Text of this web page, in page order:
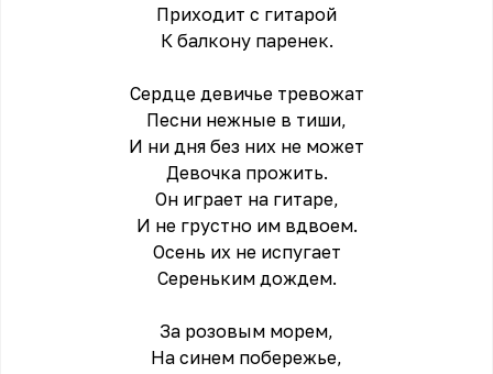
Приходит с гитарой
К балкону паренек.
Сердце девичье тревожат
Песни нежные в тиши,
И ни дня без них не может
Девочка прожить.
Он играет на гитаре,
И не грустно им вдвоем.
Осень их не испугает
Сереньким дождем.
За розовым морем,
На синем побережье,